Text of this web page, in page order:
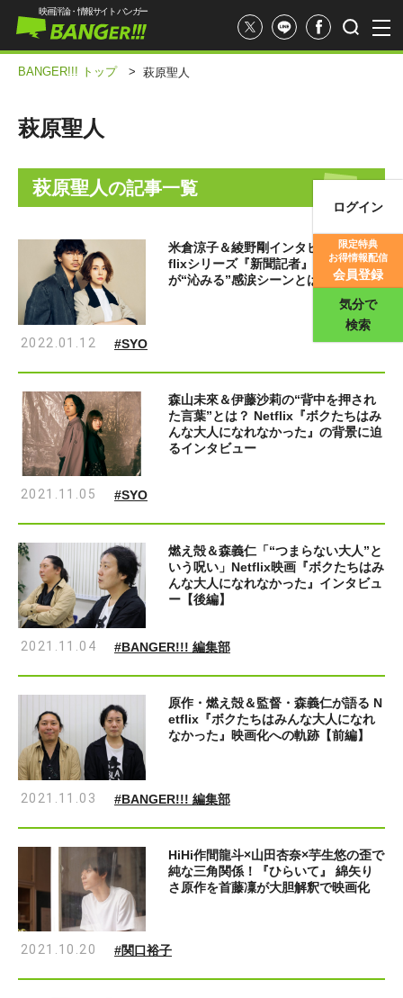
映画評価
映画評論・情報サイト バンガー
ログイン
限定特典
お得情報配信
会員登録
気分で
検索
BANGER!!! トップ > 萩原聖人
萩原聖人
萩原聖人の記事一覧
米倉涼子＆綾野剛インタビュー！ Net
flixシリーズ『新聞記者』 綾野の表情
が“沁みる”感涙シーンとは
2022.01.12 #SYO
森山未來＆伊藤沙莉の“背中を押され
た言葉”とは？ Netflix『ボクたちはみ
んな大人になれなかった』の背景に迫
るインタビュー
2021.11.05 #SYO
燃え殻＆森義仁「“つまらない大人”と
いう呪い」Netflix映画『ボクたちはみ
んな大人になれなかった』インタビュ
ー【後編】
2021.11.04 #BANGER!!! 編集部
原作・燃え殻＆監督・森義仁が語る N
etflix『ボクたちはみんな大人になれ
なかった』映画化への軌跡【前編】
2021.11.03 #BANGER!!! 編集部
HiHi作間龍斗×山田杏奈×芋生悠の歪で
純な三角関係！『ひらいて』 綿矢り
さ原作を首藤凜が大胆解釈で映画化
2021.10.20 #関口裕子